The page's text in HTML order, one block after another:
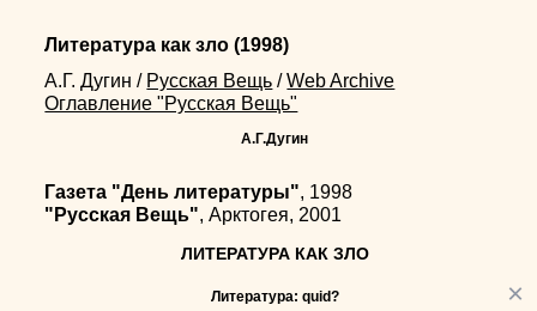
×
Литература как зло (1998)
А.Г. Дугин / Русская Вещь / Web Archive
Оглавление "Русская Вещь"
А.Г.Дугин
Газета "День литературы", 1998
"Русская Вещь", Арктогея, 2001
ЛИТЕРАТУРА КАК ЗЛО
Литература: quid?